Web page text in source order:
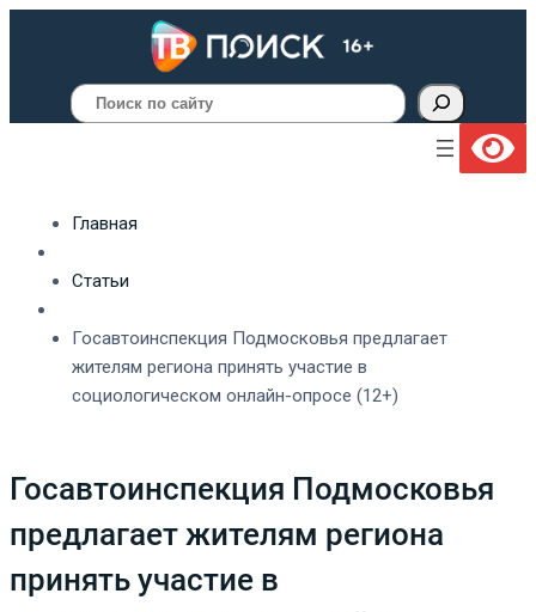
Поиск
Главная
Статьи
Госавтоинспекция Подмосковья предлагает
жителям региона принять участие в
социологическом онлайн-опросе (12+)
Госавтоинспекция Подмосковья
предлагает жителям региона
принять участие в